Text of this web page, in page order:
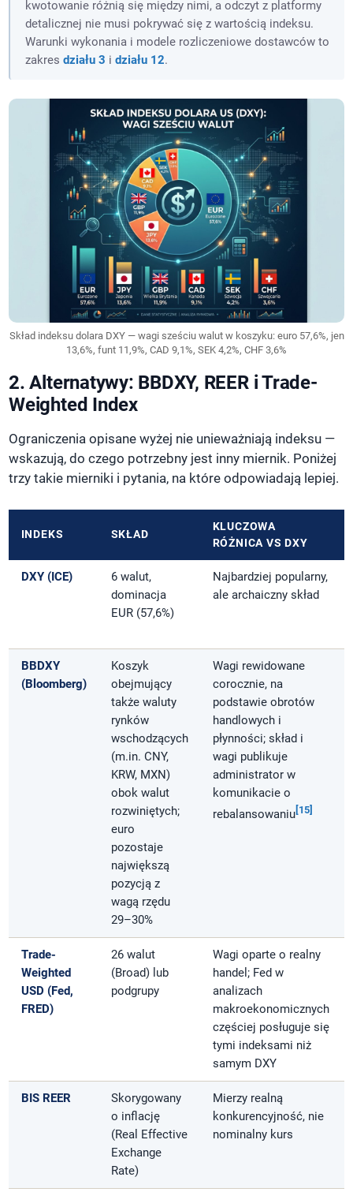
kwotowanie różnią się między nimi, a odczyt z platformy
detalicznej nie musi pokrywać się z wartością indeksu.
Warunki wykonania i modele rozliczeniowe dostawców to
zakres działu 3 i działu 12.
Skład indeksu dolara DXY — wagi sześciu walut w koszyku: euro 57,6%, jen
13,6%, funt 11,9%, CAD 9,1%, SEK 4,2%, CHF 3,6%
2. Alternatywy: BBDXY, REER i Trade-
Weighted Index
Ograniczenia opisane wyżej nie unieważniają indeksu —
wskazują, do czego potrzebny jest inny miernik. Poniżej
trzy takie mierniki i pytania, na które odpowiadają lepiej.
INDEKS SKŁAD
KLUCZOWA
RÓŻNICA VS DXY
DXY (ICE)
6 walut,
dominacja
EUR (57,6%)
Najbardziej popularny,
ale archaiczny skład
BBDXY
(Bloomberg)
Koszyk
obejmujący
także waluty
rynków
wschodzących
(m.in. CNY,
KRW, MXN)
obok walut
rozwiniętych;
euro
pozostaje
największą
pozycją z
wagą rzędu
29–30%
Wagi rewidowane
corocznie, na
podstawie obrotów
handlowych i
płynności; skład i
wagi publikuje
administrator w
komunikacie o
rebalansowaniu[15]
Trade-
Weighted
USD (Fed,
FRED)
26 walut
(Broad) lub
podgrupy
Wagi oparte o realny
handel; Fed w
analizach
makroekonomicznych
częściej posługuje się
tymi indeksami niż
samym DXY
BIS REER
Skorygowany
o inflację
(Real Effective
Exchange
Rate)
Mierzy realną
konkurencyjność, nie
nominalny kurs